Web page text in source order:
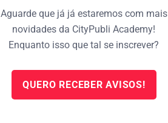
Aguarde que já já estaremos com mais
novidades da CityPubli Academy!
Enquanto isso que tal se inscrever?
QUERO RECEBER AVISOS!